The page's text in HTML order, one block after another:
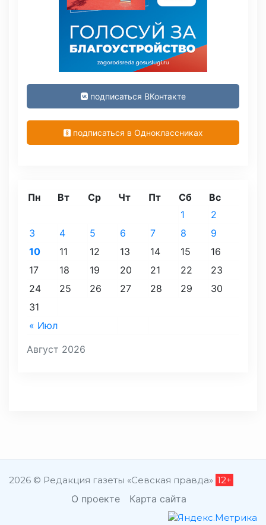
подписаться ВКонтакте
подписаться в Одноклассниках
Август 2026
Пн Вт Ср Чт Пт Сб Вс
« Июл
1
2
3
4 5 6 7 8
9
10
11 12 13 14 15
16
17
18 19 20 21 22
23
24
25 26 27 28 29
30
31
2026 © Редакция газеты «Севская правда» 12+
О проекте Карта сайта